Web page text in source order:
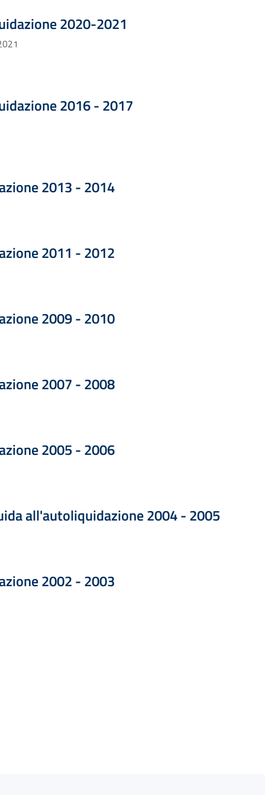
2020-2021
Formato PDF — Dimensione 2.58 MB
2016 - 2017
Formato PDF — Dimensione 3.30 MB
2013 - 2014
Formato PDF — Dimensione 1.79 MB
2011 - 2012
Formato PDF — Dimensione 2.16 MB
2009 - 2010
Formato ZIP — Dimensione 1.90 MB
2007 - 2008
Formato ZIP — Dimensione 6.03 MB
2005 - 2006
Formato ZIP — Dimensione 1.27 MB
all'autoliquidazione 2004 - 2005
Formato ZIP — Dimensione 40.84 kB
2002 - 2003
Formato ZIP — Dimensione 1.20 MB